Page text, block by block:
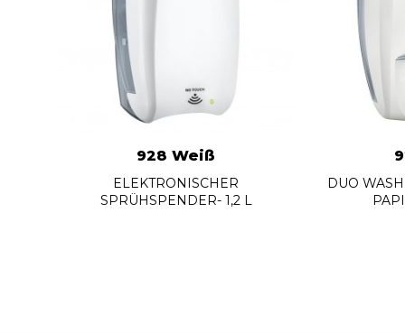
928 Weiß
ELEKTRONISCHER
SPRÜHSPENDER- 1,2 L
DUO